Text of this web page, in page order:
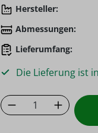
Hersteller:
Abmessungen:
Lieferumfang:
Die Lieferung ist
Produkt